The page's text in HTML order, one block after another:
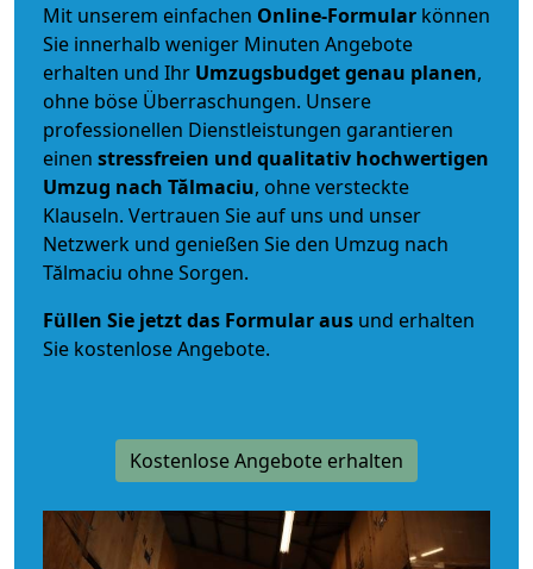
Mit unserem einfachen Online-Formular können
Sie innerhalb weniger Minuten Angebote
erhalten und Ihr Umzugsbudgetgenau planen,
ohne böse Überraschungen. Unsere
professionellen Dienstleistungen garantieren
einen stressfreien und qualitativ hochwertigen
Umzug nach Tălmaciu, ohne versteckte
Klauseln. Vertrauen Sie auf uns und unser
Netzwerk und genießen Sie den Umzug nach
Tălmaciu ohne Sorgen.
Füllen Sie jetzt das Formular aus und erhalten
Sie kostenlose Angebote.
Kostenlose Angebote erhalten